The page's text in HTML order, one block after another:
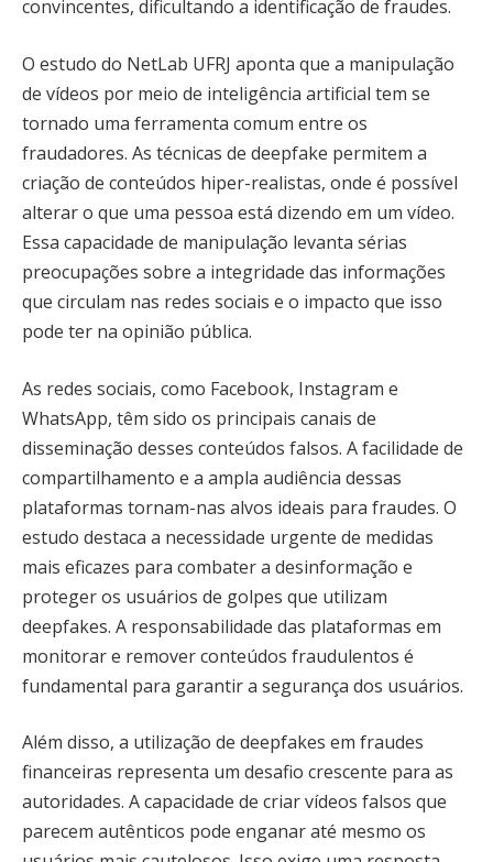
convincentes, dificultando a identificação de fraudes.
O estudo do NetLab UFRJ aponta que a manipulação
de vídeos por meio de inteligência artificial tem se
tornado uma ferramenta comum entre os
fraudadores. As técnicas de deepfake permitem a
criação de conteúdos hiper-realistas, onde é possível
alterar o que uma pessoa está dizendo em um vídeo.
Essa capacidade de manipulação levanta sérias
preocupações sobre a integridade das informações
que circulam nas redes sociais e o impacto que isso
pode ter na opinião pública.
As redes sociais, como Facebook, Instagram e
WhatsApp, têm sido os principais canais de
disseminação desses conteúdos falsos. A facilidade de
compartilhamento e a ampla audiência dessas
plataformas tornam-nas alvos ideais para fraudes. O
estudo destaca a necessidade urgente de medidas
mais eficazes para combater a desinformação e
proteger os usuários de golpes que utilizam
deepfakes. A responsabilidade das plataformas em
monitorar e remover conteúdos fraudulentos é
fundamental para garantir a segurança dos usuários.
Além disso, a utilização de deepfakes em fraudes
financeiras representa um desafio crescente para as
autoridades. A capacidade de criar vídeos falsos que
parecem autênticos pode enganar até mesmo os